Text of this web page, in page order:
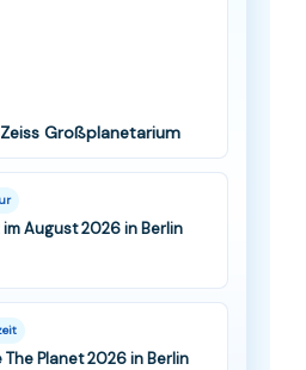
Großplanetarium
im August 2026 in Berlin
The Planet 2026 in Berlin